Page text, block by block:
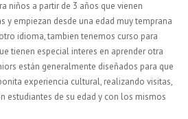
niños a partir de 3 años que vienen
y empiezan desde una edad muy temprana
idioma, tambien tenemos curso para
tienen especial interes en aprender otra
están generalmente diseñados para que
experiencia cultural, realizando visitas,
estudiantes de su edad y con los mismos